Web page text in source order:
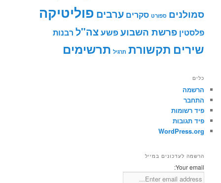
סמולנים ספורט סקרים ערבים פוליטיקה
פלסטין פרשת השבועפשעצה"ל רבנות
שירים תקשורת תרגיל תרשימים
כלים
הרשמה
התחבר
פיד רשומות
פיד תגובות
WordPress.org
הרשמה לעדכונים במייל
Your email: